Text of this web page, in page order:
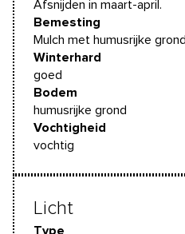
Afsnijden in maart-april.
Bemesting
Mulch met humusrijke
Winterhard
goed
Bodem
humusrijke grond
Vochtigheid
vochtig
Licht
Type